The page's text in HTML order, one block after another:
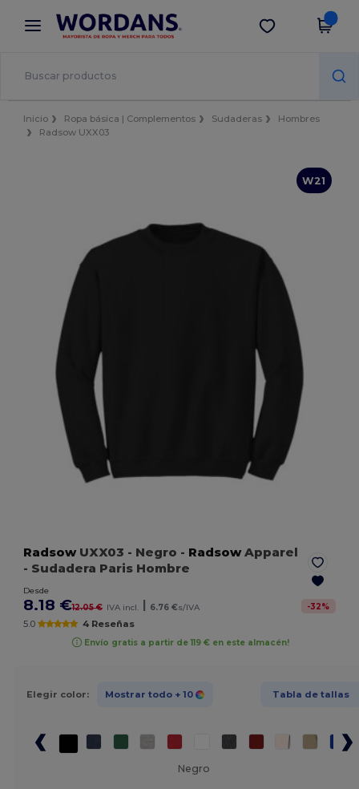
× App de Wordans
¡Mejores precios en app!
Descargar app
Inicio Ropa básica | Complementos Sudaderas
Hombres
Radsow UXX03
W21
RadsowUXX03 - Negro - RadsowApparel
- Sudadera Paris Hombre
Desde
8.18 €12.05 € IVA incl. 6.76 €s/IVA -32%
5.0 4 Reseñas
Envío gratis a partir de 119 € en este almacén!
Elegir color: Mostrar todo + 10 Tabla de tallas
Negro